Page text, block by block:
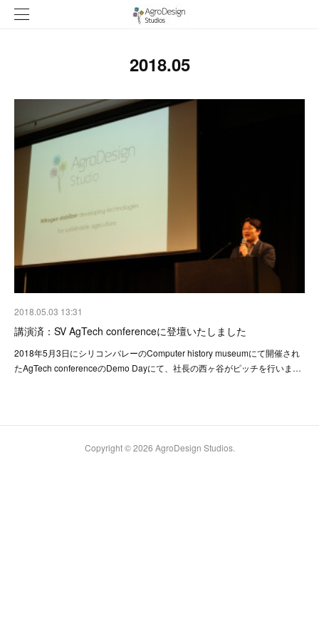
2018.05
2018.05.03 13:31
講演済：SV AgTech conferenceに登壇いたしました
2018年5月3日にシリコンバレーのComputer history museumにて開催され
たAgTech conferenceのDemo Dayにて、社長の西ヶ谷がピッチを行いま…
Copyright ©2026 AgroDesign Studios.